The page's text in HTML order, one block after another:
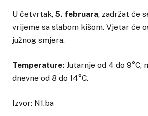
U četvrtak, 5. februara, zadržat će
vrijeme sa slabom kišom. Vjetar će
južnog smjera.
Temperature: Jutarnje od 4 do 9°C,
dnevne od 8 do 14°C.
Izvor: N1.ba